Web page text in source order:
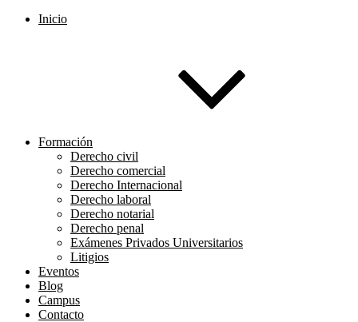
Inicio
Formación
Derecho civil
Derecho comercial
Derecho Internacional
Derecho laboral
Derecho notarial
Derecho penal
Exámenes Privados Universitarios
Litigios
Eventos
Blog
Campus
Contacto